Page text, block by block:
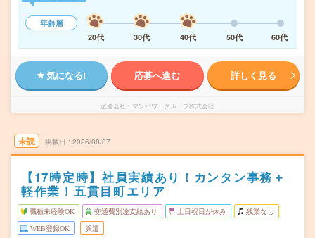
年齢層
20代
30代 40代 50代 60代
気になる! 応募へ進む 詳しく見る
派遣会社 マンパワーグループ株式会社
未読 掲載日 2026/08/07
【17時定時】社員実績あり！カンタン事務＋
軽作業！五貫目町エリア
職種未経験OK 交通費別途支給あり 土日祝日が休み 残業なし
WEB登録OK 派遣